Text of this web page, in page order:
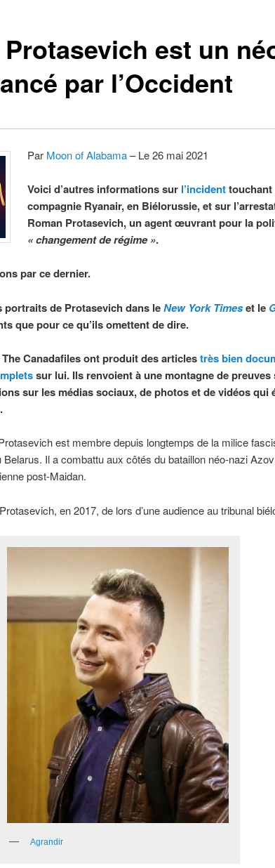
est un
par l’Occident
Par Moon of Alabama– Le 26 mai 2021
Voici d’autres informations sur l’incidenttouchant
compagnie Ryanair, en Biélorussie, et sur
Roman Protasevich, un agent œuvrant pour la
« changement de régime ».
par ce dernier.
portraits de Protasevich dans leNew York Timeset le
que pour ce qu’ils omettent de dire.
Canadafiles ont produit des articlestrès bien
sur lui. Ils renvoient à une montagne de preuves
sur les médias sociaux, de photos et de vidéos qui
est membre depuis longtemps de la milice
Belarus. Il a combattu aux côtés du bataillon néo-nazi
post-Maidan.
en 2017, de lors d’une audience au tribunal
Agrandir